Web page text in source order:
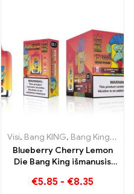
,
Visi, Bang KING, Bang King išmanusis ekranas 15000 Puff
Blueberry Cherry Lemon
Die Bang King išmanusis
Novatoriškos vienkartinės
€5.85 - €8.35